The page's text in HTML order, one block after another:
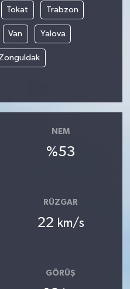
Tokat Trabzon
Van Yalova
NEM
%53
RÜZGAR
22 km/s
GÖRÜŞ